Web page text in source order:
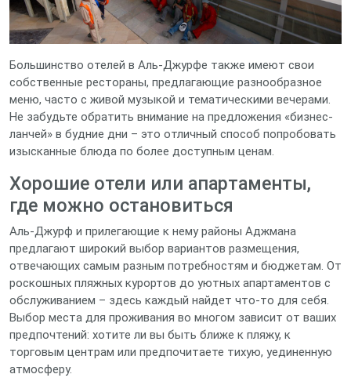
Большинство отелей в Аль-Джурфе также имеют свои
собственные рестораны, предлагающие разнообразное
меню, часто с живой музыкой и тематическими вечерами.
Не забудьте обратить внимание на предложения «бизнес-
ланчей» в будние дни – это отличный способ попробовать
изысканные блюда по более доступным ценам.
Хорошие отели или апартаменты,
где можно остановиться
Аль-Джурф и прилегающие к нему районы Аджмана
предлагают широкий выбор вариантов размещения,
отвечающих самым разным потребностям и бюджетам. От
роскошных пляжных курортов до уютных апартаментов с
обслуживанием – здесь каждый найдет что-то для себя.
Выбор места для проживания во многом зависит от ваших
предпочтений: хотите ли вы быть ближе к пляжу, к
торговым центрам или предпочитаете тихую, уединенную
атмосферу.